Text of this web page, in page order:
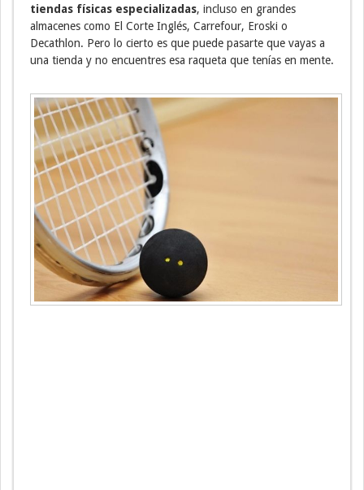
tiendas físicas especializadas, incluso en grandes
almacenes como El Corte Inglés, Carrefour, Eroski o
Decathlon. Pero lo cierto es que puede pasarte que vayas a
una tienda y no encuentres esa raqueta que tenías en mente.